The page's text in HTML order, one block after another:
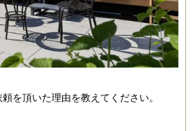
を頂いた理由を教えてください。